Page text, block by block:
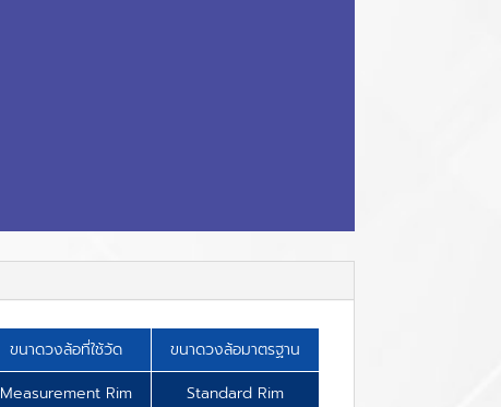
ขนาดวงล้อที่ใช้วัด
ขนาดวงล้อมาตรฐาน
Measurement Rim
Standard Rim